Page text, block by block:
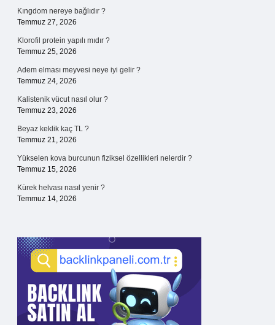
Kıngdom nereye bağlıdır ?
Temmuz 27, 2026
Klorofil protein yapılı mıdır ?
Temmuz 25, 2026
Adem elması meyvesi neye iyi gelir ?
Temmuz 24, 2026
Kalistenik vücut nasıl olur ?
Temmuz 23, 2026
Beyaz keklik kaç TL ?
Temmuz 21, 2026
Yükselen kova burcunun fiziksel özellikleri nelerdir ?
Temmuz 15, 2026
Kürek helvası nasıl yenir ?
Temmuz 14, 2026